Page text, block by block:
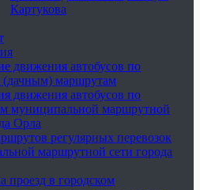
Картукова
движения автобусов по
(дачным) маршрутам
движения автобусов по
муниципальной маршрутной
Орла
регулярных перевозок
маршрутной сети города
проезд в городском